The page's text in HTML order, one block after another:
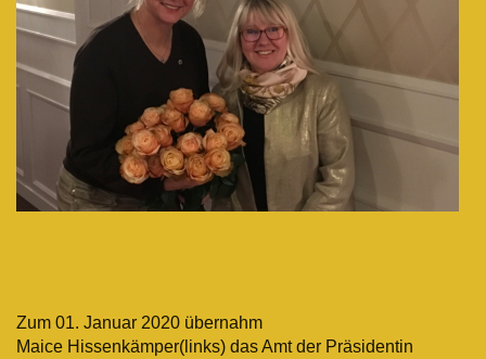
Zum 01. Januar 2020 übernahm
Maice Hissenkämper(links) das Amt der Präsidentin